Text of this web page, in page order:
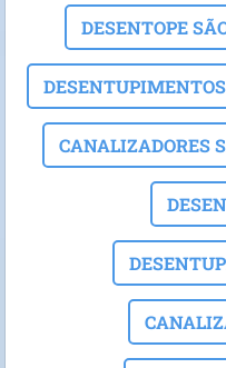
DESENTOPE
CANALIZADORES